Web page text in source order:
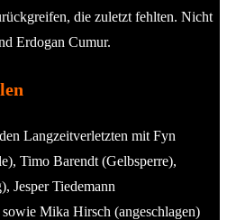
die zuletzt fehlten. Nicht
Erdogan Cumur.
Langzeitverletzten mit Fyn
Timo Barendt (Gelbsperre),
Jesper Tiedemann
Mika Hirsch (angeschlagen)